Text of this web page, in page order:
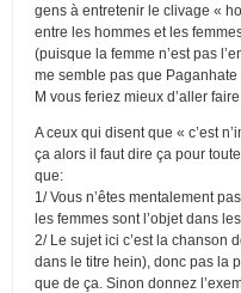
gens à entretenir le clivage «
entre les hommes et les
(puisque la femme n’est pas
me semble pas que
M vous feriez mieux d’aller
A ceux qui disent que « c’est
ça alors il faut dire ça pour
que:
1/ Vous n’êtes mentalement
les femmes sont l’objet dans
2/ Le sujet ici c’est la chanson
dans le titre hein), donc pas la
que de ça. Sinon donnez